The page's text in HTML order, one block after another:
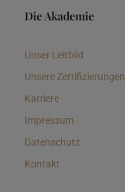
Die Akademie
Unser Leitbild
Unsere Zertifizierungen
Karriere
Impressum
Datenschutz
Kontakt